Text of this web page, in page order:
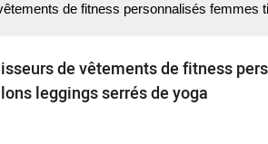
de fitness personnalisés
de vêtements de fitness
leggings serrés de yoga